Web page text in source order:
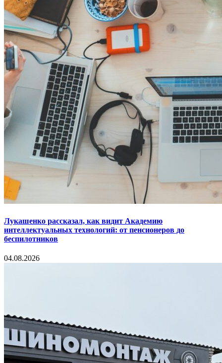
Лукашенко рассказал, как видит Академию
интеллектуальных технологий: от пенсионеров до
беспилотников
04.08.2026